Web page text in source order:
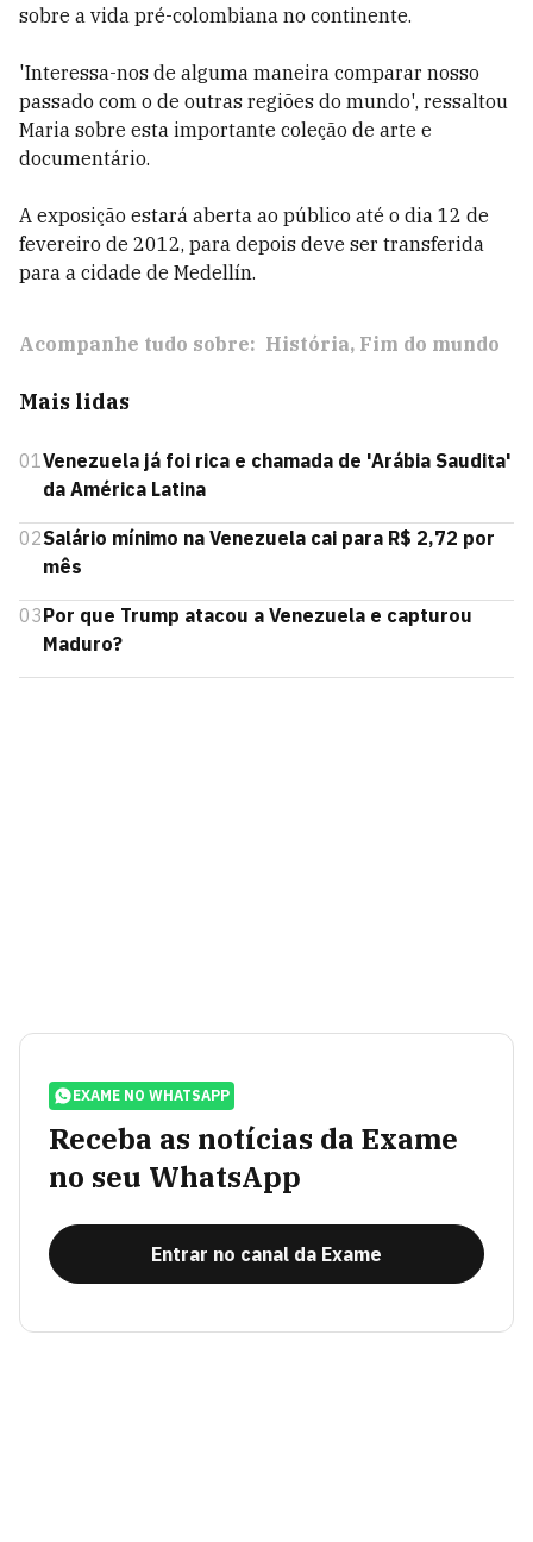
sobre a vida pré-colombiana no continente.
'Interessa-nos de alguma maneira comparar nosso
passado com o de outras regiões do mundo', ressaltou
Maria sobre esta importante coleção de arte e
documentário.
A exposição estará aberta ao público até o dia 12 de
fevereiro de 2012, para depois deve ser transferida
para a cidade de Medellín.
Acompanhe tudo sobre: História Fim do mundo
Mais lidas
01Venezuela já foi rica e chamada de 'Arábia Saudita'
da América Latina
02Salário mínimo na Venezuela cai para R$ 2,72 por
mês
03Por que Trump atacou a Venezuela e capturou
Maduro?
EXAME NO WHATSAPP
Receba as notícias da Exame
no seu WhatsApp
Entrar no canal da Exame